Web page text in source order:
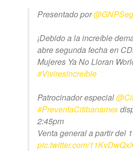
Presentado por
¡Debido a la increíble
abre segunda fecha en
Mujeres Ya No Lloran
#Viviresincreíble
Patrocinador especial
#PreventaCitibanamex
2:45pm
Venta general a partir del
pic.twitter.com/